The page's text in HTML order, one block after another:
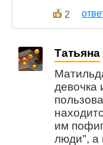
2
Татьяна
девочка
им
люди", а